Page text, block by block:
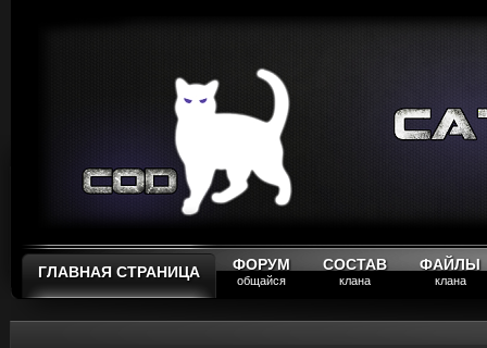
ГЛАВНАЯ СТРАНИЦА ФОРУМ
общайся
СОСТАВ
клана
ФАЙЛЫ
клана